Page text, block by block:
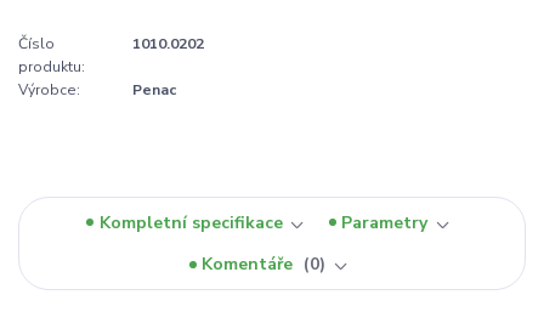
Číslo
produktu:
1010.0202
Výrobce: Penac
Kompletní specifikace
Parametry
Komentáře
0